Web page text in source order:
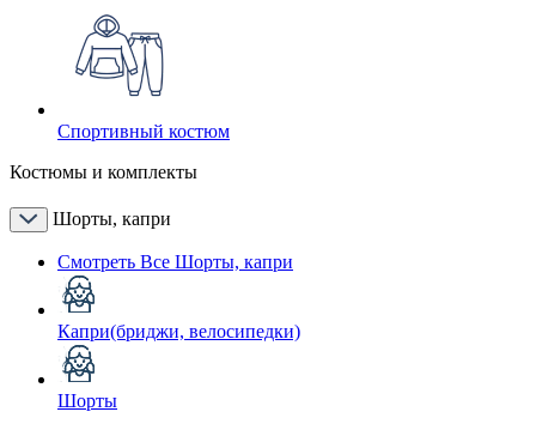
Спортивный костюм
Костюмы и комплекты
Шорты, капри
Смотреть Все Шорты, капри
Капри(бриджи, велосипедки)
Шорты